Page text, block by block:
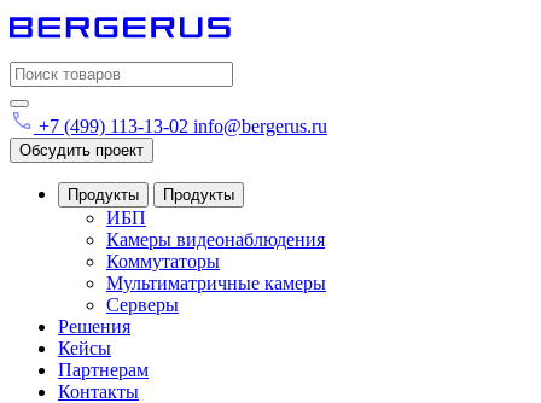
Search
for:
+7 (499) 113-13-02 info@bergerus.ru
Обсудить проект
Продукты Продукты
ИБП
Камеры видеонаблюдения
Коммутаторы
Мультиматричные камеры
Серверы
Решения
Кейсы
Партнерам
Контакты